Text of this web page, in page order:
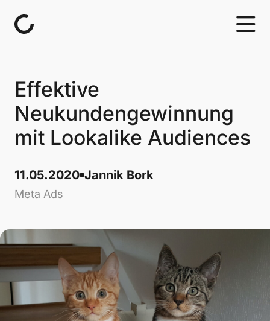
Effektive
Neukundengewinnung
mit Lookalike Audiences
11.05.2020 Jannik Bork
Meta Ads